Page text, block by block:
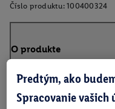
Číslo produktu: 100400324
O produkte
Odporúčaný vek: 6 - 12
Predtým, ako
Spracovanie vašich